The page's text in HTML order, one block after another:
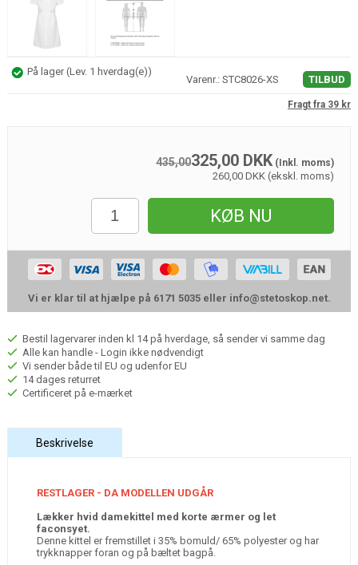
På lager(Lev. 1 hverdag(e))
Varenr.:STC8026-XS
Fragt fra 39 kr
435,00325,00 DKK(Inkl. moms)
260,00 DKK (ekskl. moms)
KØB NU
Vi er klar til at hjælpe på 6171 5035 eller info@stetoskop.net.
Bestil lagervarer inden kl 14 på hverdage, så sender vi samme dag
Alle kan handle - Login ikke nødvendigt
Vi sender både til EU og udenfor EU
14 dages returret
Certificeret på e-mærket
Beskrivelse
RESTLAGER - DA MODELLEN UDGÅR
Lækker hvid damekittel med korte ærmer og let
faconsyet.
Denne kittel er fremstillet i 35% bomuld/ 65% polyester og har
trykknapper foran og på bæltet bagpå.